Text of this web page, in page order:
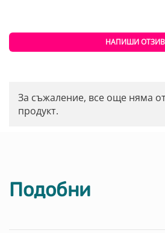
НАПИШИ ОТЗИВ
За съжаление, все още няма
продукт.
Подобни